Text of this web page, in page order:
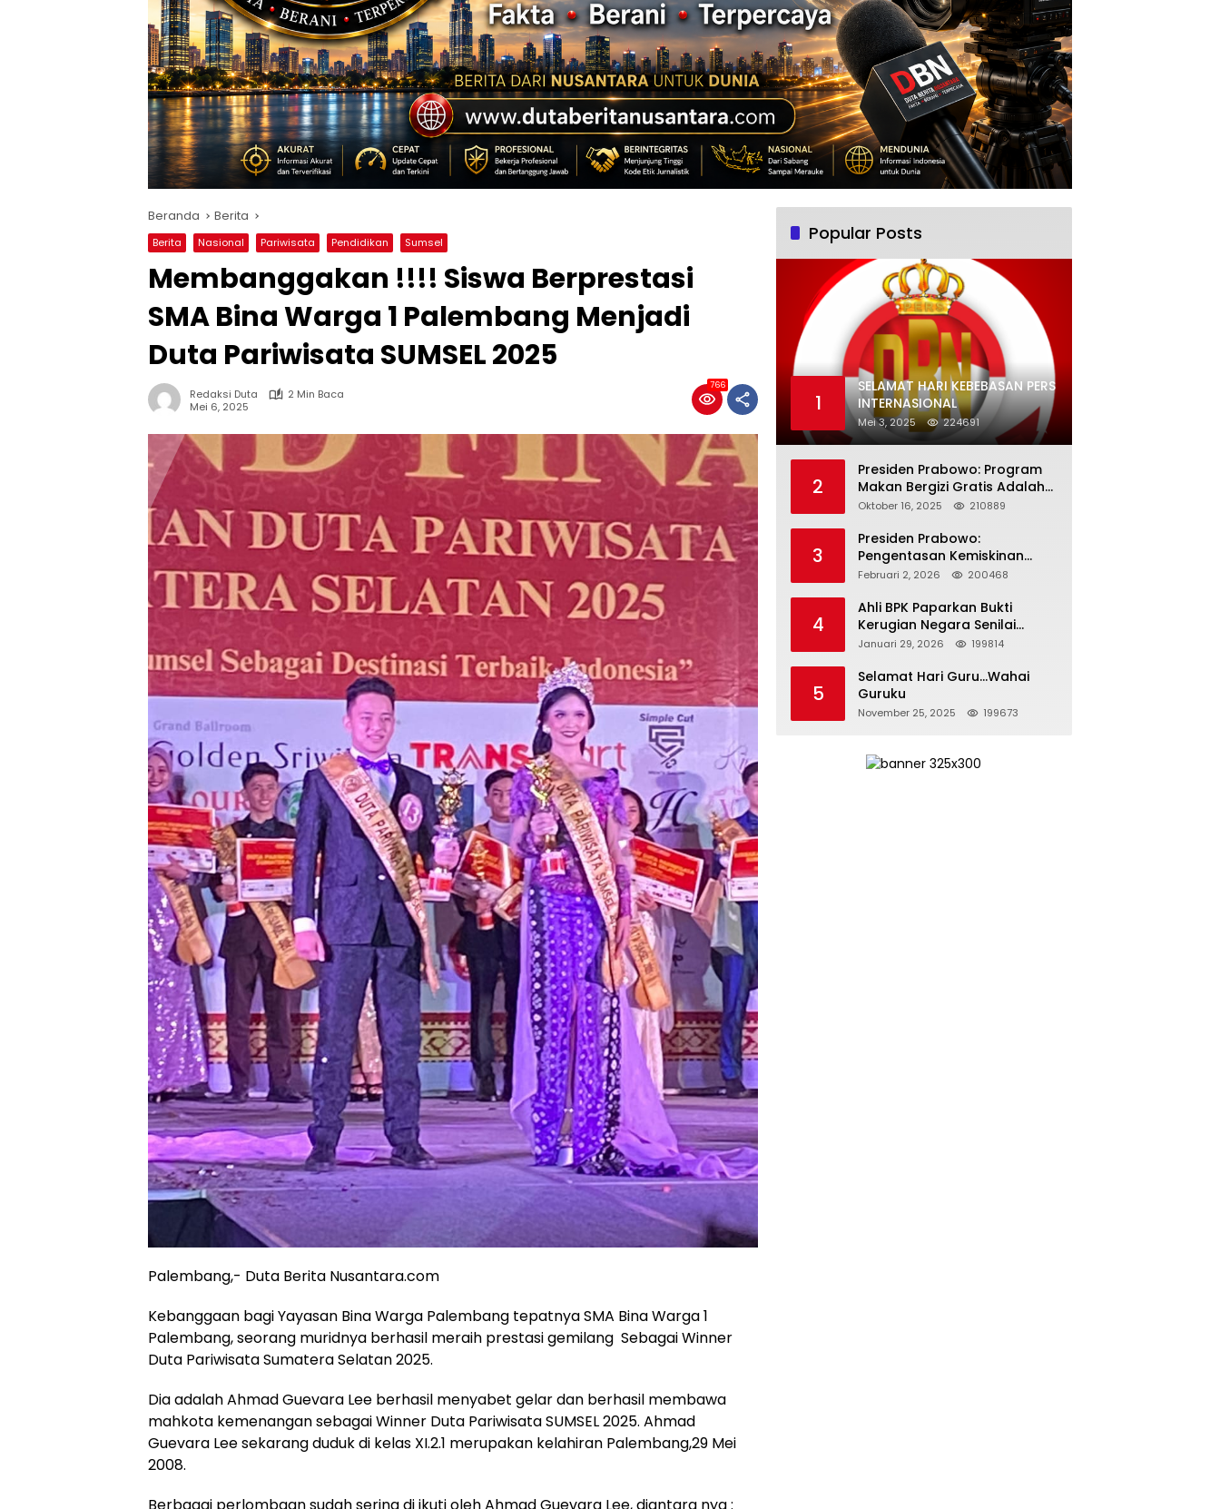
Beranda Berita
Berita Nasional Pariwisata Pendidikan Sumsel
Membanggakan !!!! Siswa Berprestasi
SMA Bina Warga 1 Palembang Menjadi
Duta Pariwisata SUMSEL 2025
Redaksi Duta
2 Min Baca
Mei 6, 2025
766
Palembang,- Duta Berita Nusantara.com
Kebanggaan bagi Yayasan Bina Warga Palembang tepatnya SMA Bina Warga 1
Palembang, seorang muridnya berhasil meraih prestasi gemilang Sebagai Winner
Duta Pariwisata Sumatera Selatan 2025.
Dia adalah Ahmad Guevara Lee berhasil menyabet gelar dan berhasil membawa
mahkota kemenangan sebagai Winner Duta Pariwisata SUMSEL 2025. Ahmad
Guevara Lee sekarang duduk di kelas XI.2.1 merupakan kelahiran Palembang,29 Mei
2008.
Popular Posts
1
SELAMAT HARI KEBEBASAN PERS
INTERNASIONAL
Mei 3, 2025 224691
2
Presiden Prabowo: Program
Makan Bergizi Gratis Adalah
Investasi untuk Masa Depan
Oktober 16, 2025 210889
3
Presiden Prabowo:
Pengentasan Kemiskinan
Butuh Persatuan dan
Bertanggung Jawab
Februari 2, 2026 200468
4
Ahli BPK Paparkan Bukti
Kerugian Negara Senilai
Rp285 Triliun dalam
Pertamina
Januari 29, 2026 199814
5
Selamat Hari Guru…Wahai
Guruku
November 25, 2025 199673